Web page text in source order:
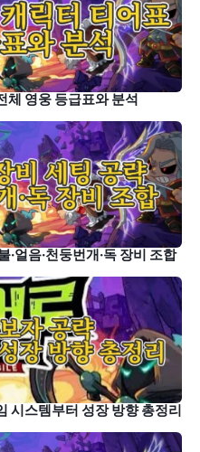
체 영웅 등급표와 분석
얼음·천둥번개·독 장비 조합
시스템부터 성장 방향 총정리